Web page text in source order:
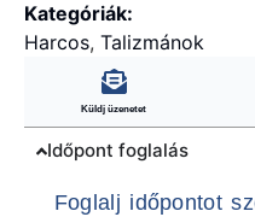
Kategóriák:
Harcos, Talizmánok
Küldj üzenetet
Időpont foglalás
Foglalj időpontot